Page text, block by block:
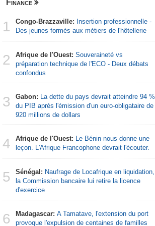
Finance
1 Congo-Brazzaville: Insertion professionnelle -
Des jeunes formés aux métiers de l'hôtellerie
2 Afrique de l'Ouest: Souveraineté vs
préparation technique de l'ECO - Deux débats
confondus
3 Gabon: La dette du pays devrait atteindre 94 %
du PIB après l'émission d'un euro-obligataire de
920 millions de dollars
4 Afrique de l'Ouest: Le Bénin nous donne une
leçon. L'Afrique Francophone devrait l'écouter.
5 Sénégal: Naufrage de Locafrique en liquidation,
la Commission bancaire lui retire la licence
d'exercice
6 Madagascar: A Tamatave, l'extension du port
provoque l'expulsion de centaines de familles